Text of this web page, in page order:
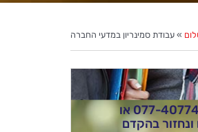
» עבודת סמינריון במדעי החברה
077-או
בהקדם